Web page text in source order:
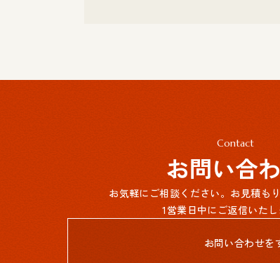
Contact
お問い合
お気軽にご相談ください。お見積も
1営業日中にご返信いたし
お問い合わせを